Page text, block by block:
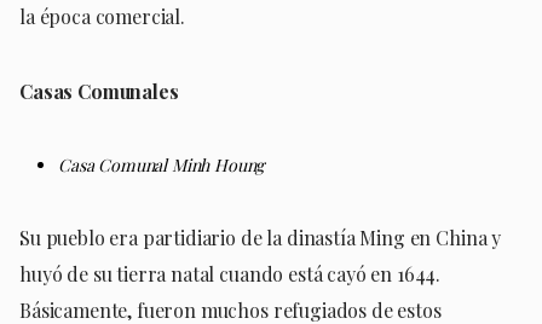
la época comercial.
Casas Comunales
Casa Comunal Minh Houng
Su pueblo era partidiario de la dinastía Ming en China y
huyó de su tierra natal cuando está cayó en 1644.
Básicamente, fueron muchos refugiados de estos